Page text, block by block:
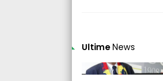
Ultime News